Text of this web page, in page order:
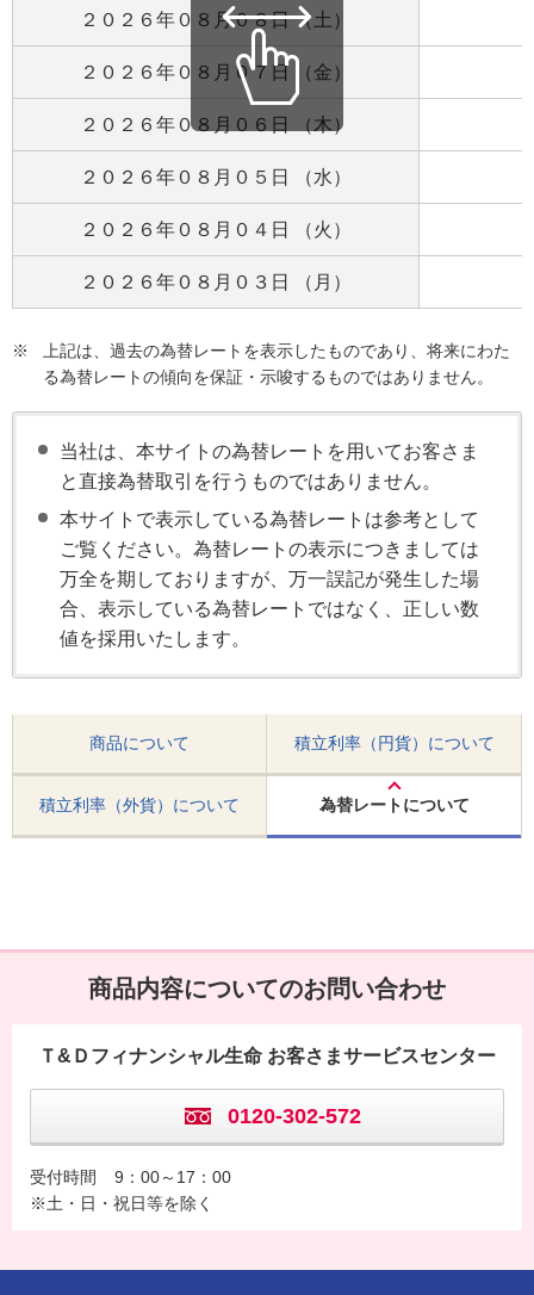
２０２６年０８月０８日 （土）
２０２６年０８月０７日 （金）
２０２６年０８月０６日 （木）
２０２６年０８月０５日 （水）
２０２６年０８月０４日 （火）
２０２６年０８月０３日 （月）
※
上記は、過去の為替レートを表示したものであり、将来にわた
る為替レートの傾向を保証・示唆するものではありません。
当社は、本サイトの為替レートを用いてお客さま
と直接為替取引を行うものではありません。
本サイトで表示している為替レートは参考として
ご覧ください。為替レートの表示につきましては
万全を期しておりますが、万一誤記が発生した場
合、表示している為替レートではなく、正しい数
値を採用いたします。
商品について 積立利率（円貨）について
積立利率（外貨）について 為替レートについて
商品内容についてのお問い合わせ
Ｔ&Ｄフィナンシャル生命 お客さまサービスセンター
0120-302-572
受付時間
9：00～17：00
※土・日・祝日等を除く